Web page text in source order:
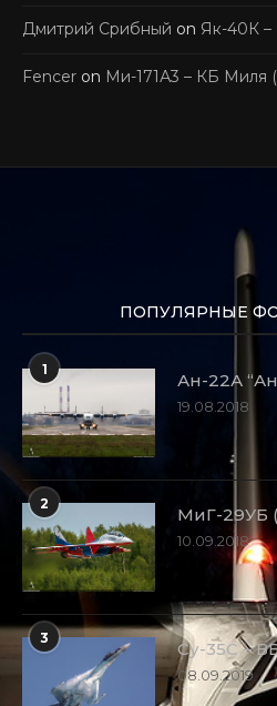
Дмитрий Срибный on Як-40К –
Fencer on Ми-171А3 – КБ Миля
ПОПУЛЯРНЫЕ
1
Ан-22А
19.08.2018
2
МиГ-29УБ
10.09.2018
3
Су-35С –
08.09.2019